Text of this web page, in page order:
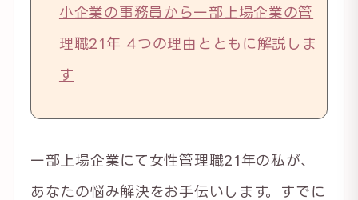
小企業の事務員から一部上場企業の管
理職21年 4つの理由とともに解説しま
す
一部上場企業にて女性管理職21年の私が、
あなたの悩み解決をお手伝いします。すでに